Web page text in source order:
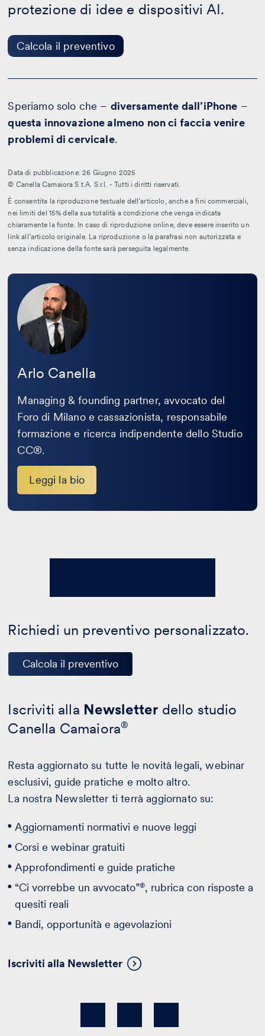
protezione di idee e dispositivi AI.
Calcola il preventivo
Calcola
preventivo
Speriamo solo che – diversamente dall’iPhone –
questa innovazione almeno non ci faccia venire
problemi di cervicale.
Data di pubblicazione: 26 Giugno 2025
© Canella Camaiora S.t.A. S.r.l. - Tutti i diritti riservati.
È consentita la riproduzione testuale dell’articolo, anche a fini commerciali,
nei limiti del 15% della sua totalità a condizione che venga indicata
chiaramente la fonte. In caso di riproduzione online, deve essere inserito un
link all’articolo originale. La riproduzione o la parafrasi non autorizzata e
senza indicazione della fonte sarà perseguita legalmente.
Arlo Canella
Managing & founding partner, avvocato del
Foro di Milano e cassazionista, responsabile
formazione e ricerca indipendente dello Studio
CC®.
Leggi la bio
Leggi
bio
Richiedi un preventivo personalizzato.
Calcola il preventivo
Iscriviti alla Newsletter dello studio
Canella Camaiora®
Resta aggiornato su tutte le novità legali, webinar
esclusivi, guide pratiche e molto altro.
La nostra Newsletter ti terrà aggiornato su:
Aggiornamenti normativi e nuove leggi
Corsi e webinar gratuiti
Approfondimenti e guide pratiche
“Ci vorrebbe un avvocato”®, rubrica con risposte a
quesiti reali
Bandi, opportunità e agevolazioni
Iscriviti alla Newsletter